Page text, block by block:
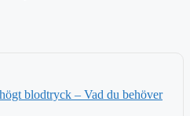
blodtryck – Vad du behöver